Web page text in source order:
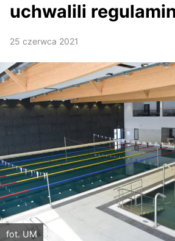
uchwalili
25 czerwca 2021
fot. UM